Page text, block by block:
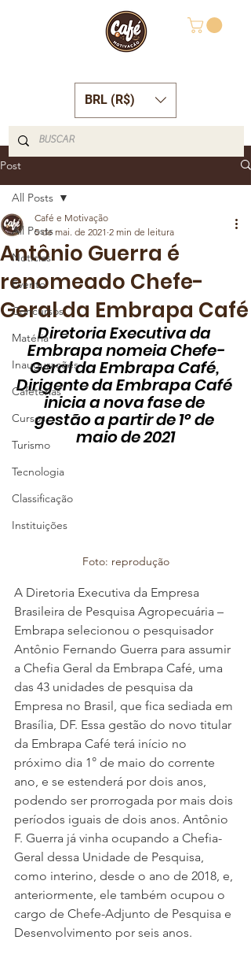
BRL (R$)
Post
All Posts
Notícias
Evento
Concursos
Matéria
Inaugurações
Cafeterias
Cursos
Turismo
Tecnologia
Classificação
Instituições
All Posts
Antônio Guerra é
renomeado Chefe-
Geral da Embrapa Café
Café e Motivação
5 de mai. de 2021 2 min de leitura
Diretoria Executiva da
Embrapa nomeia Chefe-
Geral da Embrapa Café,
Dirigente da Embrapa Café
inicia a nova fase de
gestão a partir de 1° de
maio de 2021
Foto: reprodução
A Diretoria Executiva da Empresa
Brasileira de Pesquisa Agropecuária –
Embrapa selecionou o pesquisador
Antônio Fernando Guerra para assumir
a Chefia Geral da Embrapa Café, uma
das 43 unidades de pesquisa da
Empresa no Brasil, que fica sediada em
Brasília, DF. Essa gestão do novo titular
da Embrapa Café terá início no
próximo dia 1° de maio do corrente
ano, e se estenderá por dois anos,
podendo ser prorrogada por mais dois
períodos iguais de dois anos. Antônio
F. Guerra já vinha ocupando a Chefia-
Geral dessa Unidade de Pesquisa,
como interino, desde o ano de 2018, e,
anteriormente, ele também ocupou o
cargo de Chefe-Adjunto de Pesquisa e
Desenvolvimento por seis anos.